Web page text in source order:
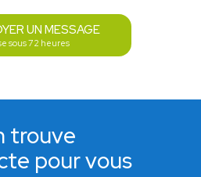
UN MESSAGE
sous 72 heures
trouve
pour vous